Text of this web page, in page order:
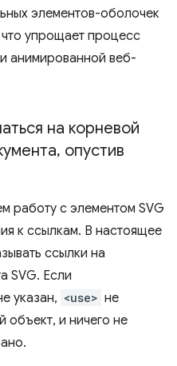
элементов-оболочек
упрощает процесс
анимированной веб-
на корневой
, опустив
работу с элементом SVG
к ссылкам. В настоящее
ссылки на
SVG. Если
указан, <use> не
объект, и ничего не